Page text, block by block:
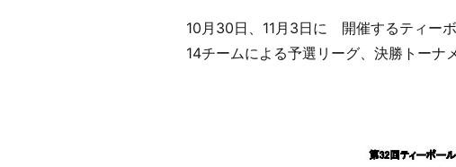
10月30日、11月3日に 開催するティー
14チームによる予選リーグ、決勝トーナ